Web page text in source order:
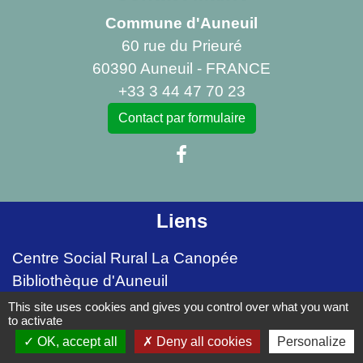
Commune d'Auneuil
60 rue du Prieuré
60390 Auneuil - FRANCE
+33 3 44 47 70 23
Contact par formulaire
Liens
Centre Social Rural La Canopée
Bibliothèque d'Auneuil
Mentions légales
Accessibilité - Plan du site -
This site uses cookies and gives you control over what you want
to activate
OK, accept all
Deny all cookies Personalize